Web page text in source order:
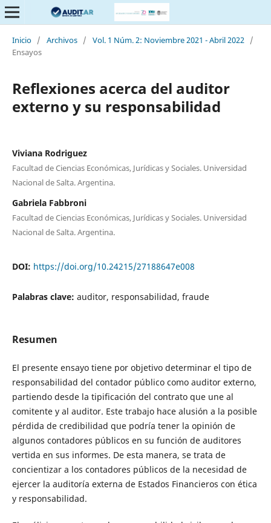
Inicio / Archivos / Vol. 1 Núm. 2: Noviembre 2021 - Abril 2022 /
Ensayos
Reflexiones acerca del auditor
externo y su responsabilidad
Viviana Rodriguez
Facultad de Ciencias Económicas, Jurídicas y Sociales. Universidad
Nacional de Salta. Argentina.
Gabriela Fabbroni
Facultad de Ciencias Económicas, Jurídicas y Sociales. Universidad
Nacional de Salta. Argentina.
DOI: https://doi.org/10.24215/27188647e008
Palabras clave: auditor, responsabilidad, fraude
Resumen
El presente ensayo tiene por objetivo determinar el tipo de
responsabilidad del contador público como auditor externo,
partiendo desde la tipificación del contrato que une al
comitente y al auditor. Este trabajo hace alusión a la posible
pérdida de credibilidad que podría tener la opinión de
algunos contadores públicos en su función de auditores
vertida en sus informes. De esta manera, se trata de
concientizar a los contadores públicos de la necesidad de
ejercer la auditoría externa de Estados Financieros con ética
y responsabilidad.